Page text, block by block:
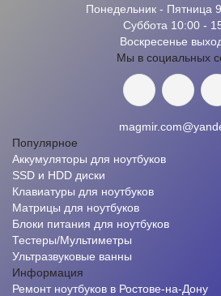
Понедельник - Пятница
Суббота 10:00 -
Воскресенье
Мы в социальных
Популярное
Аккумуляторы для ноутбуков
SSD и HDD диски
Клавиатуры для ноутбуков
Матрицы для ноутбуков
Блоки питания для ноутбуков
Тестеры/Мультиметры
Ультразвуковые ванны
Информация
Ремонт ноутбуков в Ростове-на-Дону